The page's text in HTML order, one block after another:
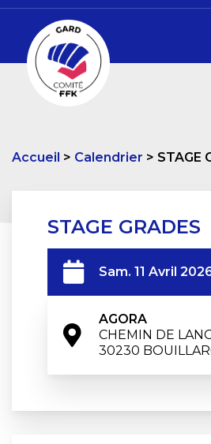
Accueil Calendrier STAGE
STAGE GRADES
Sam. 11 Avril
AGORA
CHEMIN DE
30230